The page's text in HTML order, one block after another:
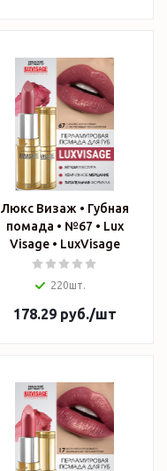
Люкс Визаж • Губная
помада • №67 • Lux
Visage • LuxVisage
220шт.
178.29руб./шт